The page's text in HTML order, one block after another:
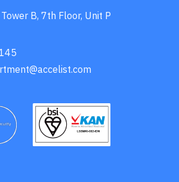
B, 7th Floor, Unit P